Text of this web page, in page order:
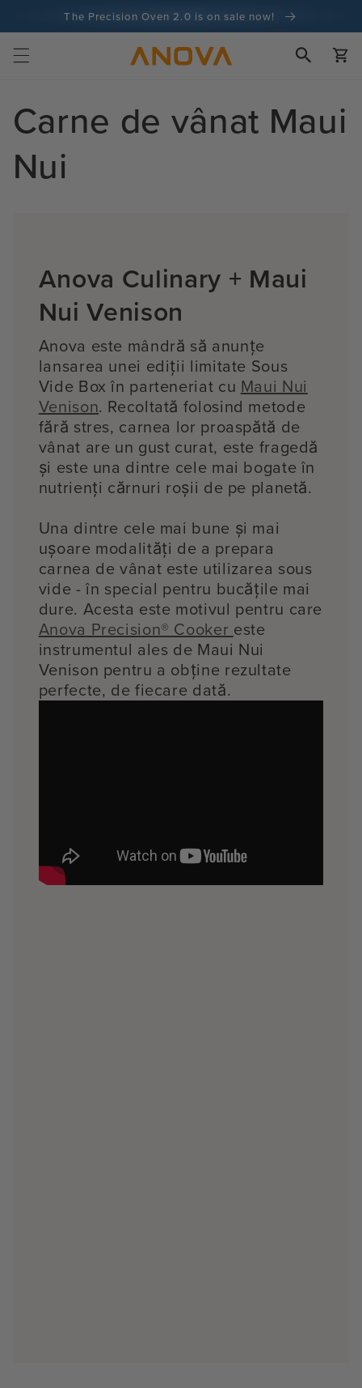
conținutThe Precision Oven 2.0 is on sale now!
100 de zile garanție de returnare a banilor Cart
Carne de vânat Maui
Nui
Anova Culinary + Maui
Nui Venison
Anova este mândră să anunțe
lansarea unei ediții limitate Sous
Vide Box în parteneriat cu Maui Nui
Venison. Recoltată folosind metode
fără stres, carnea lor proaspătă de
vânat are un gust curat, este fragedă
și este una dintre cele mai bogate în
nutrienți cărnuri roșii de pe planetă.
Una dintre cele mai bune și mai
ușoare modalități de a prepara
carnea de vânat este utilizarea sous
vide - în special pentru bucățile mai
dure. Acesta este motivul pentru care
Anova Precision® Cookereste
instrumentul ales de Maui Nui
Venison pentru a obține rezultate
perfecte, de fiecare dată.